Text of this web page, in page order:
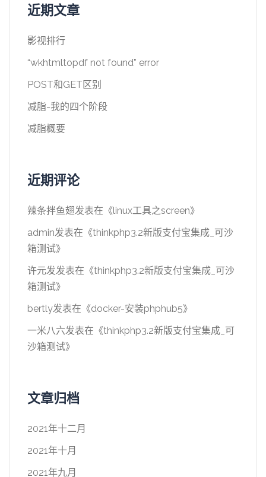
近期文章
影视排行
“wkhtmltopdf not found” error
POST和GET区别
减脂-我的四个阶段
减脂概要
近期评论
辣条拌鱼翅发表在《linux工具之screen》
admin发表在《thinkphp3.2新版支付宝集成_可沙
箱测试》
许元发发表在《thinkphp3.2新版支付宝集成_可沙
箱测试》
bertly发表在《docker-安装phphub5》
一米八六发表在《thinkphp3.2新版支付宝集成_可
沙箱测试》
文章归档
2021年十二月
2021年十月
2021年九月